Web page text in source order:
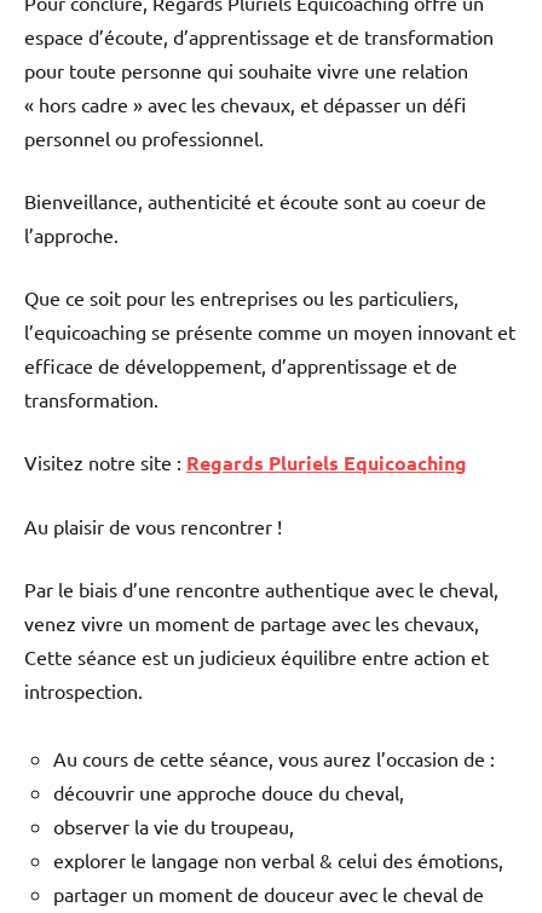
espace d’écoute, d’apprentissage et de transformation
pour toute personne qui souhaite vivre une relation
« hors cadre » avec les chevaux, et dépasser un défi
personnel ou professionnel.
Bienveillance, authenticité et écoute sont au coeur de
l’approche.
Que ce soit pour les entreprises ou les particuliers,
l’equicoaching se présente comme un moyen innovant et
efficace de développement, d’apprentissage et de
transformation.
Visitez notre site : Regards Pluriels Equicoaching
Au plaisir de vous rencontrer !
Par le biais d’une rencontre authentique avec le cheval,
venez vivre un moment de partage avec les chevaux,
Cette séance est un judicieux équilibre entre action et
introspection.
Au cours de cette séance, vous aurez l’occasion de :
découvrir une approche douce du cheval,
observer la vie du troupeau,
explorer le langage non verbal & celui des émotions,
partager un moment de douceur avec le cheval de